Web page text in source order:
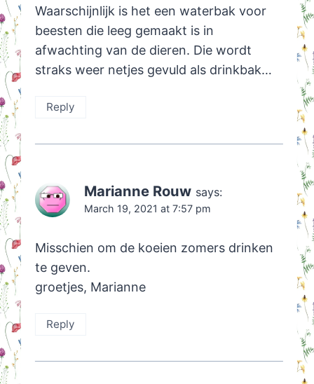
Waarschijnlijk is het een waterbak voor
beesten die leeg gemaakt is in
afwachting van de dieren. Die wordt
straks weer netjes gevuld als drinkbak…
Reply
Marianne Rouw says:
March 19, 2021 at 7:57 pm
Misschien om de koeien zomers drinken
te geven.
groetjes, Marianne
Reply